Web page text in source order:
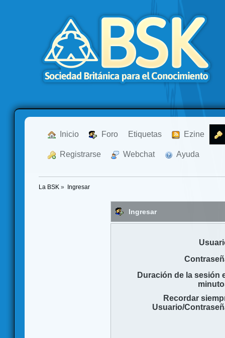
Inicio Foro Etiquetas Ezine
Registrarse Webchat Ayuda
La BSK » Ingresar
Ingresar
Duración de la sesión
Recordar
Usuario/